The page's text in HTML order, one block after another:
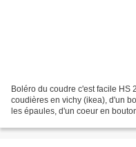
Boléro du coudre c'est facile HS
coudières en vichy (ikea), d'un
les épaules, d'un coeur en